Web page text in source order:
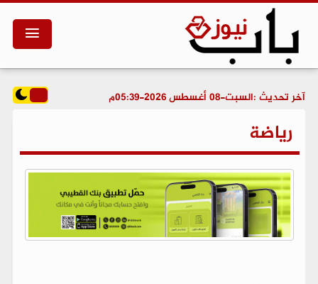
آخر تحديث :السبت-08 أغسطس 2026-05:39م
رياضة